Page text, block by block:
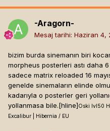
-Aragorn-
Mesaj tarihi: Haziran 4,
bizim burda sinemanın biri
morpheus posterleri astı daha 6
sadece matrix reloaded 16
genelde sinemaların elinde
kadarıyla o posterler geri
yollanmasa bile.[hline]Oski lvl50
Excalibur | Hibernia / EU